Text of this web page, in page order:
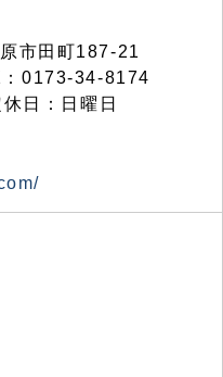
市田町187-21
0173-34-8174
日：日曜日